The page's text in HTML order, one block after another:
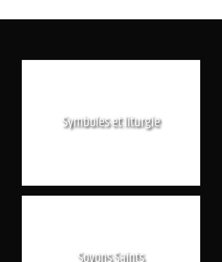
Symboles et liturgie
Soyons Saints